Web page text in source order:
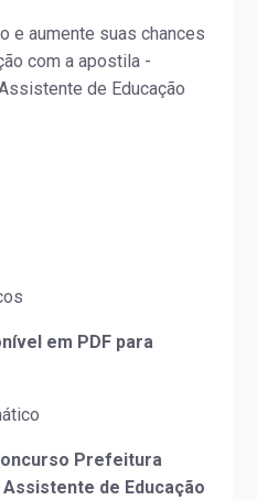
e aumente suas chances
com a apostila -
de Educação
em PDF para
Prefeitura
Assistente de Educação